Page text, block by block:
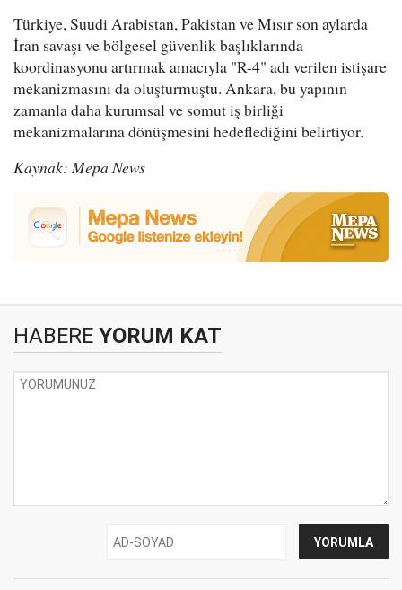
Türkiye, Suudi Arabistan, Pakistan ve Mısır son aylarda
İran savaşı ve bölgesel güvenlik başlıklarında
koordinasyonu artırmak amacıyla "R-4" adı verilen istişare
mekanizmasını da oluşturmuştu. Ankara, bu yapının
zamanla daha kurumsal ve somut iş birliği
mekanizmalarına dönüşmesini hedeflediğini belirtiyor.
Kaynak: Mepa News
HABERE YORUM KAT